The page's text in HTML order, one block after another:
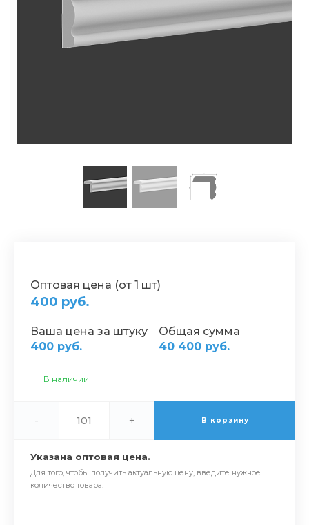
Оптовая цена (от 1 шт)
400 руб.
Ваша цена за штуку
400 руб.
Общая сумма
40 400 руб.
В наличии
- + В корзину
Указана оптовая цена.
Для того, чтобы получить актуальную цену, введите нужное
количество товара.